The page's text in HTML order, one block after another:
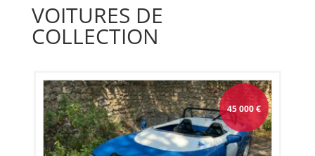
VOITURES DE
COLLECTION
45 000€